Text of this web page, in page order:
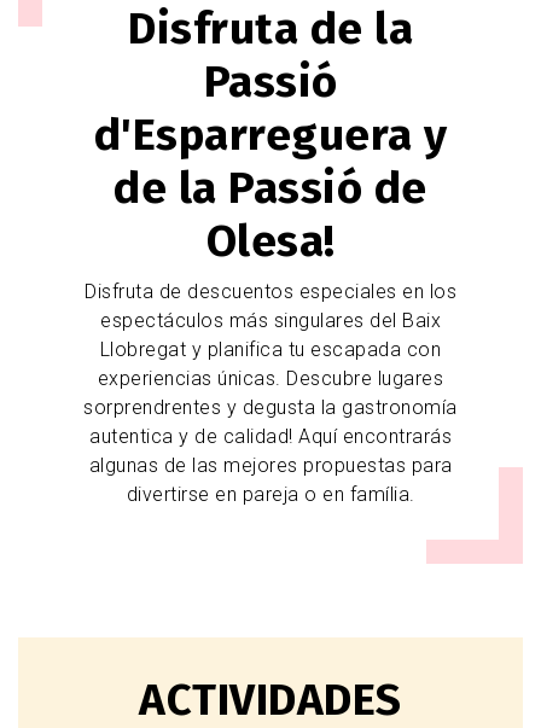
Disfruta de la
Passió
d'Esparreguera y
de la Passió de
Olesa!
Disfruta de descuentos especiales en los
espectáculos más singulares del Baix
Llobregat y planifica tu escapada con
experiencias únicas. Descubre lugares
sorprendrentes y degusta la gastronomía
autentica y de calidad! Aquí encontrarás
algunas de las mejores propuestas para
divertirse en pareja o en família.
ACTIVIDADES